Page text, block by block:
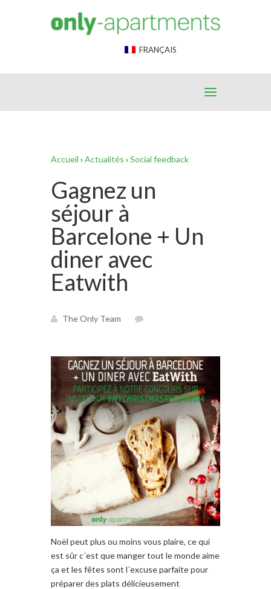
FRANÇAIS
Accueil › Actualités › Social feedback
Gagnez un
séjour à
Barcelone + Un
diner avec
Eatwith
The Only Team
Noël peut plus ou moins vous plaire, ce qui
est sûr c´est que manger tout le monde aime
ça et les fêtes sont l´excuse parfaite pour
préparer des plats délicieusement